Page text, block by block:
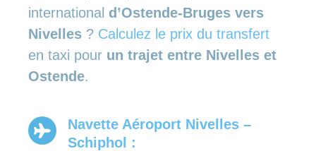
international d’Ostende-Bruges vers
Nivelles ? Calculez le prix du transfert
en taxi pour un trajet entre Nivelles et
Ostende.
Navette Aéroport Nivelles –
Schiphol :